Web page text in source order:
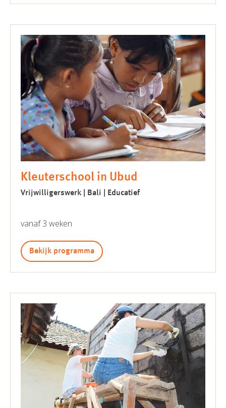
Kleuterschool in Ubud
Vrijwilligerswerk | Bali | Educatief
vanaf 3 weken
Bekijk programma